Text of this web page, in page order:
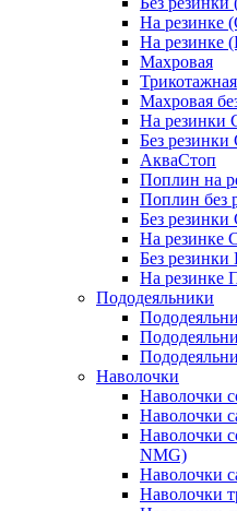
На резинке
На резинке
Махровая
Трикотажная
Махровая
На резинки
Без
АкваСтоп
Поплин на
Поплин без
Без
На резинке
Без
На резинке
Пододеяльники
Наволочки
Наволочки
Наволочки
Наволочки
NMG)
Наволочки
Наволочки